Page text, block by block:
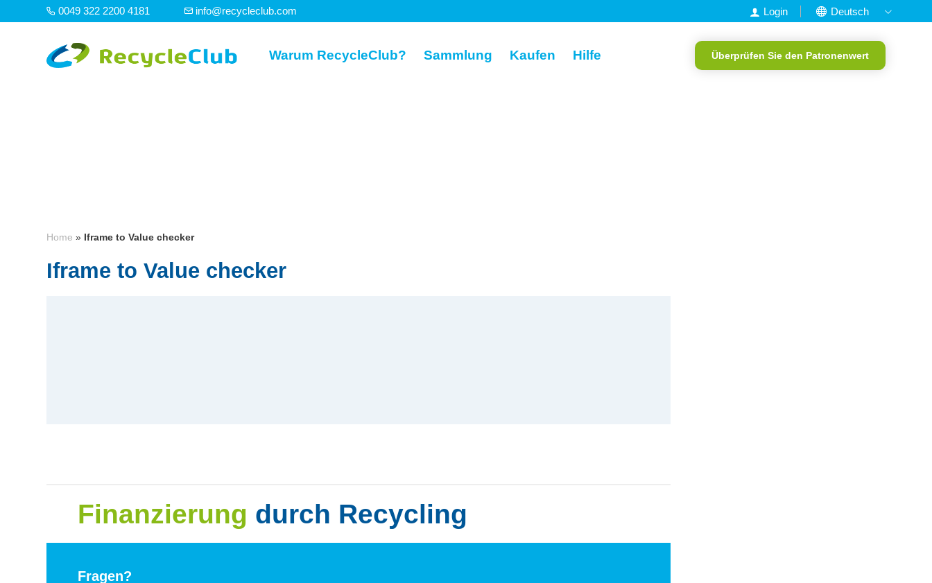
0049 322 2200 4181 info@recycleclub.com Login
Deutsch
English
Warum RecycleClub? Sammlung Kaufen Hilfe Überprüfen Sie den Patronenwert
Home » Iframe to Value checker
Iframe to Value checker